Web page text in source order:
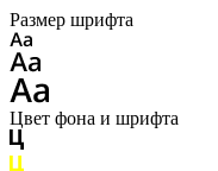
Размер шрифта
Цвет фона и шрифта